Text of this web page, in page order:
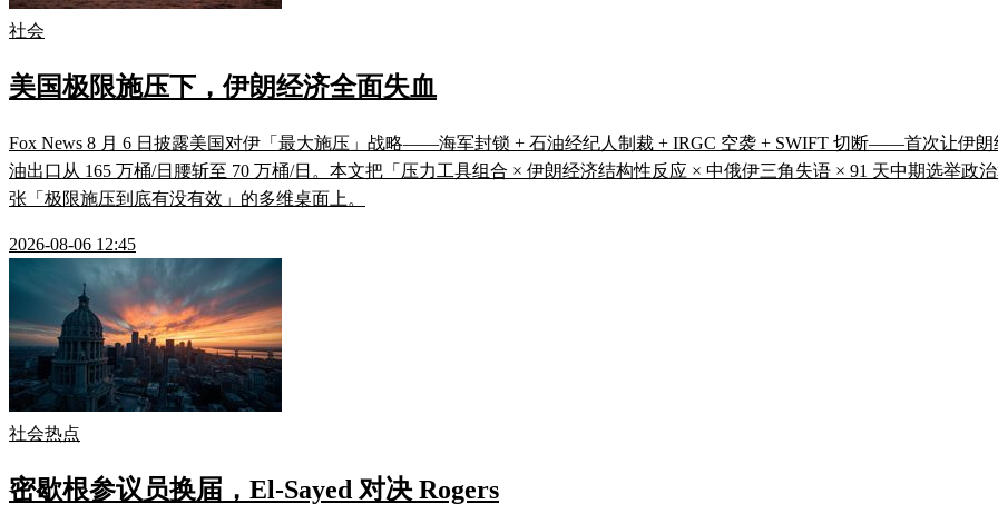
社会
美国极限施压下，伊朗经济全面失血
Fox News 8 月 6 日披露美国对伊「最大施压」战略——海军封锁 + 石油经纪人制裁 + IRGC 空袭 + SWIFT 切断——首次让伊
油出口从 165 万桶/日腰斩至 70 万桶/日。本文把「压力工具组合 × 伊朗经济结构性反应 × 中俄伊三角失语 × 91 天中期选举政
张「极限施压到底有没有效」的多维桌面上。
2026-08-06 12:45
社会热点
密歇根参议员换届，El-Sayed 对决 Rogers